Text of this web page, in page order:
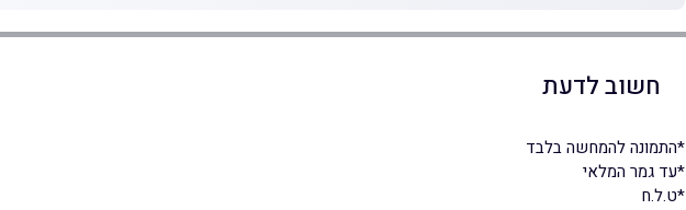
חשוב לדעת
*התמונה להמחשה בלבד
*עד גמר המלאי
*ט.ל.ח